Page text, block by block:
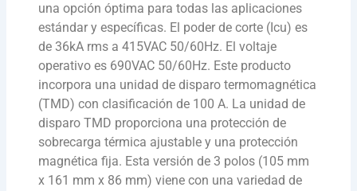
una opción óptima para todas las aplicaciones
estándar y específicas. El poder de corte (Icu) es
de 36kA rms a 415VAC 50/60Hz. El voltaje
operativo es 690VAC 50/60Hz. Este producto
incorpora una unidad de disparo termomagnética
(TMD) con clasificación de 100 A. La unidad de
disparo TMD proporciona una protección de
sobrecarga térmica ajustable y una protección
magnética fija. Esta versión de 3 polos (105 mm
x 161 mm x 86 mm) viene con una variedad de